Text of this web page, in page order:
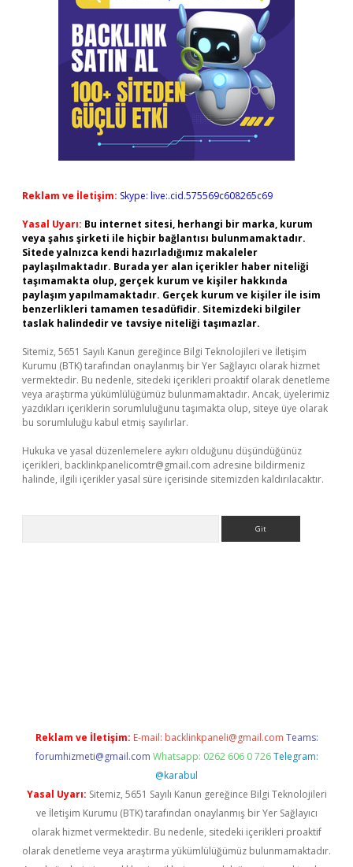
Reklam ve İletişim: Skype: live:.cid.575569c608265c69
Yasal Uyarı: Bu internet sitesi, herhangi bir marka, kurum
veya şahıs şirketi ile hiçbir bağlantısı bulunmamaktadır.
Sitede yalnızca kendi hazırladığımız makaleler
paylaşılmaktadır. Burada yer alan içerikler haber niteliği
taşımamakta olup, gerçek kurum ve kişiler hakkında
paylaşım yapılmamaktadır. Gerçek kurum ve kişiler ile isim
benzerlikleri tamamen tesadüfidir. Sitemizdeki bilgiler
taslak halindedir ve tavsiye niteliği taşımazlar.
Sitemiz, 5651 Sayılı Kanun gereğince Bilgi Teknolojileri ve İletişim
Kurumu (BTK) tarafından onaylanmış bir Yer Sağlayıcı olarak hizmet
vermektedir. Bu nedenle, sitedeki içerikleri proaktif olarak denetleme
veya araştırma yükümlülüğümüz bulunmamaktadır. Ancak, üyelerimiz
yazdıkları içeriklerin sorumluluğunu taşımakta olup, siteye üye olarak
bu sorumluluğu kabul etmiş sayılırlar.
Hukuka ve yasal düzenlemelere aykırı olduğunu düşündüğünüz
içerikleri, backlinkpanelicomtr@gmail.com adresine bildirmeniz
halinde, ilgili içerikler yasal süre içerisinde sitemizden kaldırılacaktır.
Reklam ve İletişim: E-mail: backlinkpaneli@gmail.com Teams:
forumhizmeti@gmail.com Whatsapp: 0262 606 0 726 Telegram:
@karabul
Yasal Uyarı: Sitemiz, 5651 Sayılı Kanun gereğince Bilgi Teknolojileri
ve İletişim Kurumu (BTK) tarafından onaylanmış bir Yer Sağlayıcı
olarak hizmet vermektedir. Bu nedenle, sitedeki içerikleri proaktif
olarak denetleme veya araştırma yükümlülüğümüz bulunmamaktadır.